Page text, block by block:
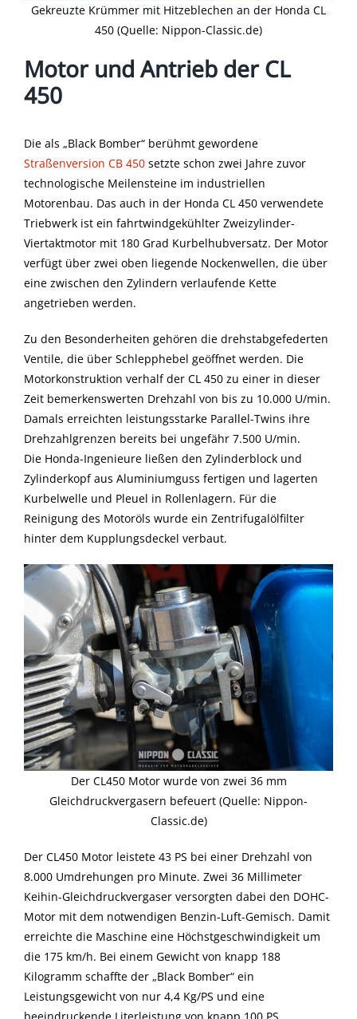
Gekreuzte Krümmer mit Hitzeblechen an der Honda CL
450 (Quelle: Nippon-Classic.de)
Motor und Antrieb der CL
450
Die als „Black Bomber“ berühmt gewordene
Straßenversion CB 450 setzte schon zwei Jahre zuvor
technologische Meilensteine im industriellen
Motorenbau. Das auch in der Honda CL 450 verwendete
Triebwerk ist ein fahrtwindgekühlter Zweizylinder-
Viertaktmotor mit 180 Grad Kurbelhubversatz. Der Motor
verfügt über zwei oben liegende Nockenwellen, die über
eine zwischen den Zylindern verlaufende Kette
angetrieben werden.
Zu den Besonderheiten gehören die drehstabgefederten
Ventile, die über Schlepphebel geöffnet werden. Die
Motorkonstruktion verhalf der CL 450 zu einer in dieser
Zeit bemerkenswerten Drehzahl von bis zu 10.000 U/min.
Damals erreichten leistungsstarke Parallel-Twins ihre
Drehzahlgrenzen bereits bei ungefähr 7.500 U/min.
Die Honda-Ingenieure ließen den Zylinderblock und
Zylinderkopf aus Aluminiumguss fertigen und lagerten
Kurbelwelle und Pleuel in Rollenlagern. Für die
Reinigung des Motoröls wurde ein Zentrifugalölfilter
hinter dem Kupplungsdeckel verbaut.
Der CL450 Motor wurde von zwei 36 mm
Gleichdruckvergasern befeuert (Quelle: Nippon-
Classic.de)
Der CL450 Motor leistete 43 PS bei einer Drehzahl von
8.000 Umdrehungen pro Minute. Zwei 36 Millimeter
Keihin-Gleichdruckvergaser versorgten dabei den DOHC-
Motor mit dem notwendigen Benzin-Luft-Gemisch. Damit
erreichte die Maschine eine Höchstgeschwindigkeit um
die 175 km/h. Bei einem Gewicht von knapp 188
Kilogramm schaffte der „Black Bomber“ ein
Leistungsgewicht von nur 4,4 Kg/PS und eine